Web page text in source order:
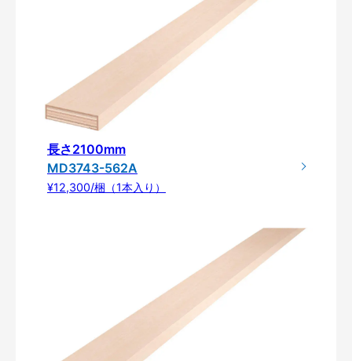
長さ2100mm
MD3743-562A
¥12,300/梱（1本入り）